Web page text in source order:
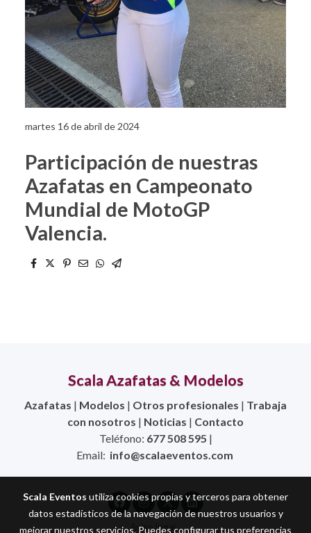
martes 16 de abril de 2024
Participación de nuestras
Azafatas en Campeonato
Mundial de MotoGP
Valencia.
Scala Azafatas & Modelos
Azafatas | Modelos | Otros profesionales | Trabaja
con nosotros | Noticias | Contacto
Teléfono: 677 508 595 |
Email: info@scalaeventos.com
Aviso legal
Scala Eventos utiliza cookies propias y terceros para obtener
datos estadísticos de la navegación de nuestros usuarios y
mejorar nuestros servicios. Puedes configurar tus preferencias